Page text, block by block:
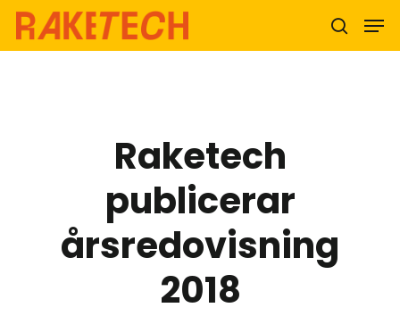
Raketech
publicerar
årsredovisning
2018